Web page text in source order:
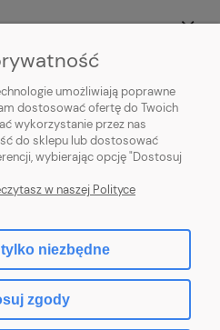
Shoper.pl
umożliwiają poprawne
dostosować ofertę do Twoich
wykorzystanie przez nas
do sklepu lub dostosować
wybierając opcję "Dostosuj
w naszej Polityce
niezbędne
zgody